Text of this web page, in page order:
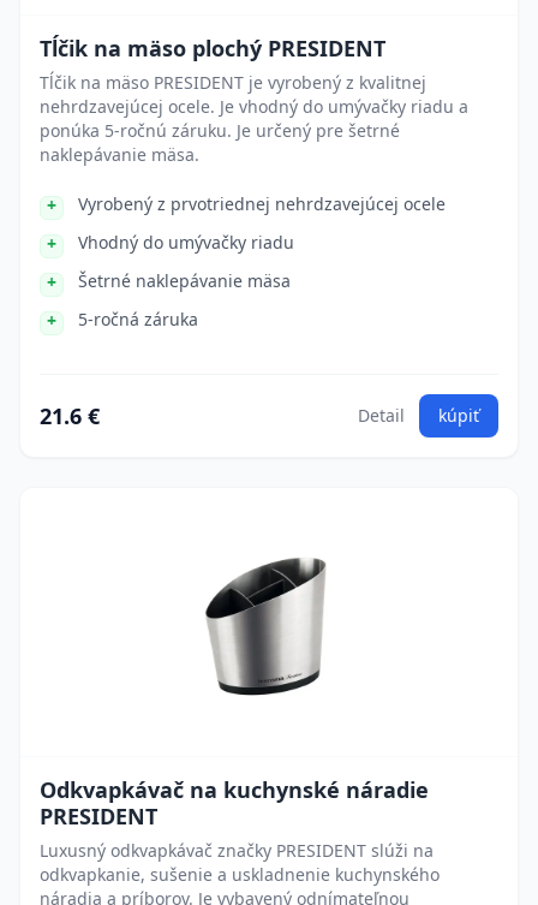
Tĺčik na mäso plochý PRESIDENT
Tĺčik na mäso PRESIDENT je vyrobený z kvalitnej
nehrdzavejúcej ocele. Je vhodný do umývačky riadu a
ponúka 5-ročnú záruku. Je určený pre šetrné
naklepávanie mäsa.
Vyrobený z prvotriednej nehrdzavejúcej ocele
Vhodný do umývačky riadu
Šetrné naklepávanie mäsa
5-ročná záruka
21.6 € Detail kúpiť
Odkvapkávač na kuchynské náradie
PRESIDENT
Luxusný odkvapkávač značky PRESIDENT slúži na
odkvapkanie, sušenie a uskladnenie kuchynského
náradia a príborov. Je vybavený odnímateľnou